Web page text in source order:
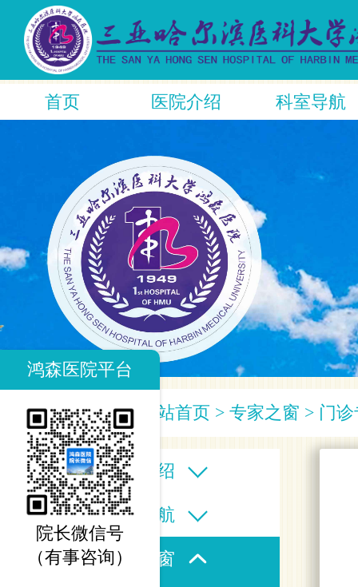
首页 医院介绍 科室导航
您当前的位置： 网站首页 > 专家之窗 > 门
医院介绍
科室导航
专家之窗
鸿森医院平台
院长微信号
（有事咨询）